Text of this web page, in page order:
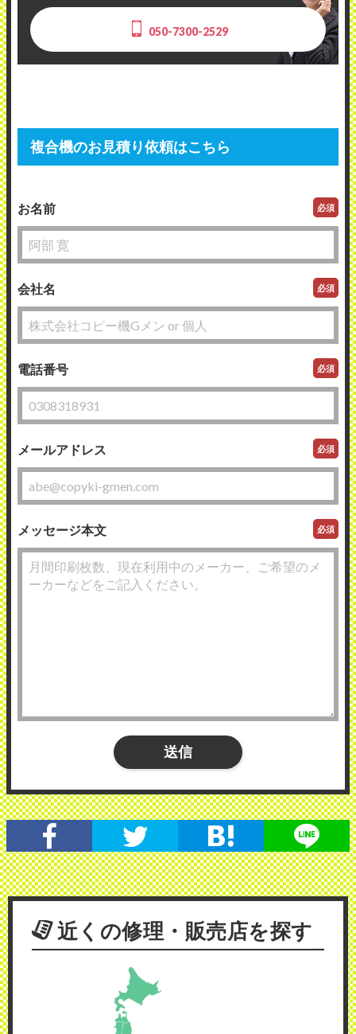
050-7300-2529
複合機のお見積り依頼はこちら
お名前 必須
会社名 必須
電話番号 必須
メールアドレス 必須
メッセージ本文 必須
近くの修理・販売店を探す